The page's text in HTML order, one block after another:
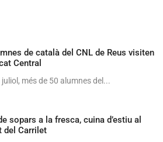
de català del CNL de Reus visiten
Central
més de 50 alumnes del...
sopars a la fresca, cuina d’estiu al
del Carrilet